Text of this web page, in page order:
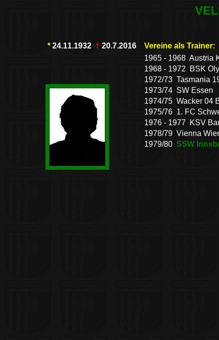
* 24.11.1932 † 20.7.2016
Vereine als Trainer:
1965 - 1968 Austria
1968 - 1972 BSK
1972/73 Tasmania
1973/74 SW Essen
1974/75 Wacker 04
1975/76 1. FC
1976 - 1977 KSV
1978/79 Vienna
1979/80 SSW